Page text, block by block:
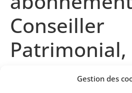
Gestion des
Conseiller
Contenu abonnés